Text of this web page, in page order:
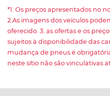
*1. Os preços apresentados no
2.As imagens dos veículos
oferecido. 3. as ofertas e os
sujeitos à disponibilidade das
mudança de pneus é
neste sítio não são vinculativas